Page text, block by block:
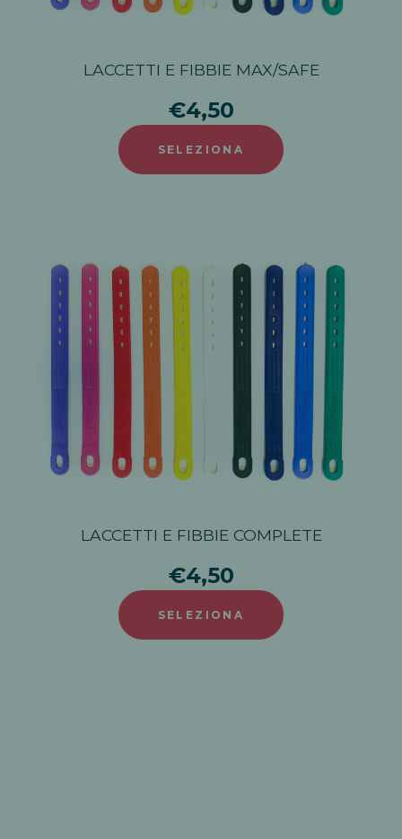
LACCETTI E FIBBIE MAX/SAFE
€4,50
SELEZIONA
LACCETTI E FIBBIE COMPLETE
€4,50
SELEZIONA